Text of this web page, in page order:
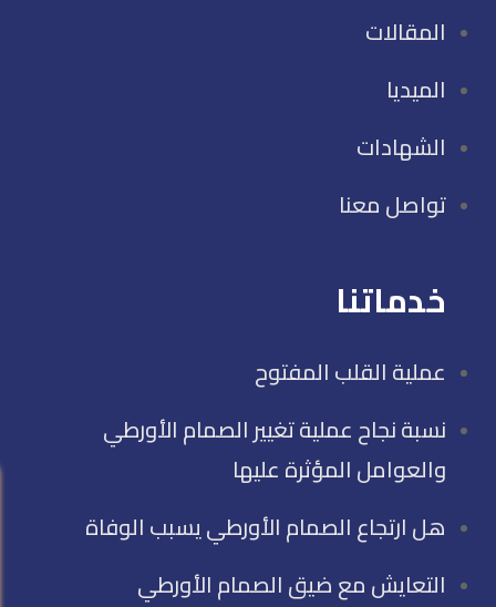
خدماتنا
عملية القلب المفتوح
نسبة نجاح عملية تغيير الصمام الأورطي
والعوامل المؤثرة عليها
هل ارتجاع الصمام الأورطي يسبب الوفاة
التعايش مع ضيق الصمام الأورطي
المقالات
الميديا
الشهادات
تواصل معنا